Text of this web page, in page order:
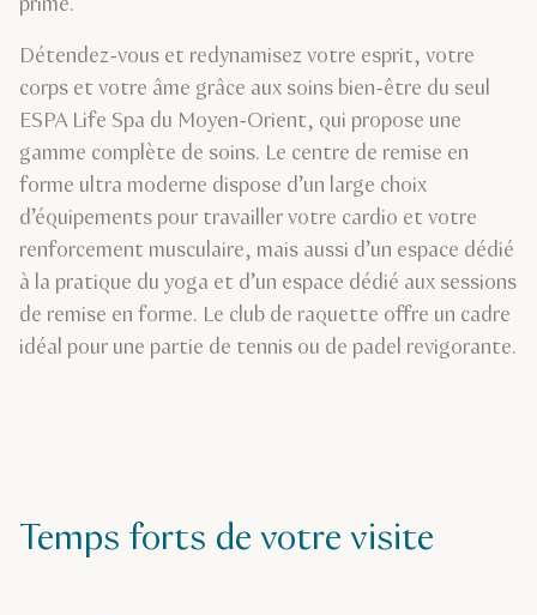
Détendez-vous et redynamisez votre esprit, votre
corps et votre âme grâce aux soins bien-être du seul
ESPA Life Spa du Moyen-Orient, qui propose une
gamme complète de soins. Le centre de remise en
forme ultra moderne dispose d’un large choix
d’équipements pour travailler votre cardio et votre
renforcement musculaire, mais aussi d’un espace dédié
à la pratique du yoga et d’un espace dédié aux sessions
de remise en forme. Le club de raquette offre un cadre
idéal pour une partie de tennis ou de padel revigorante.
Temps forts de votre visite